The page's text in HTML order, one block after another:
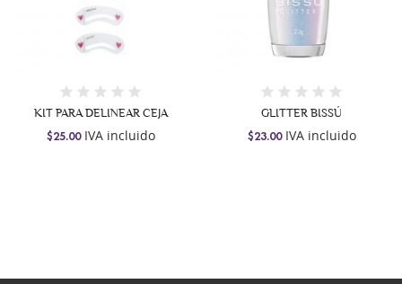
KIT PARA DELINEAR CEJA
$25.00IVA incluido
GLITTER BISSÚ
$23.00IVA incluido